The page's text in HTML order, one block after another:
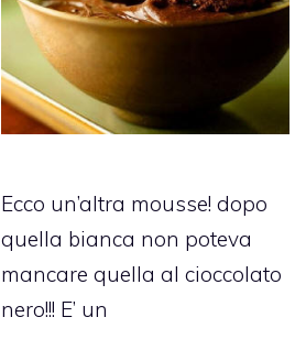
Ecco un’altra mousse! dopo
quella bianca non poteva
mancare quella al cioccolato
nero!!! E’ un